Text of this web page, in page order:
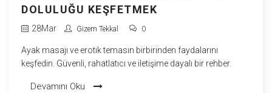
DOLULUĞU KEŞFETMEK
28Mar Gizem Tekkal 0
Ayak masajı ve erotik temasın birbirinden faydalarını
keşfedin. Güvenli, rahatlatıcı ve iletişime dayalı bir rehber.
Devamını Oku